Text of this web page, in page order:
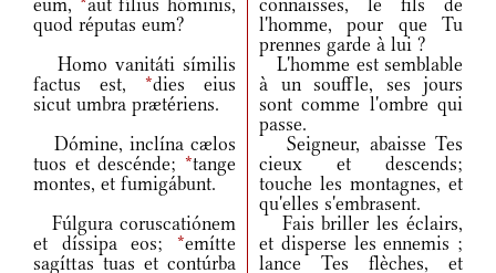
eum, *aut fílius hóminis,
quod réputas eum?
connaisses, le fils de
l'homme, pour que Tu
prennes garde à lui ?
Homo vanitáti símilis
factus est, *dies eius
sicut umbra prætériens.
L'homme est semblable
à un souffle, ses jours
sont comme l'ombre qui
passe.
Dómine, inclína cælos
tuos et descénde; *tange
montes, et fumigábunt.
Seigneur, abaisse Tes
cieux et descends;
touche les montagnes, et
qu'elles s'embrasent.
Fúlgura coruscatiónem
et díssipa eos; *emítte
sagíttas tuas et contúrba
Fais briller les éclairs,
et disperse les ennemis ;
lance Tes flèches, et